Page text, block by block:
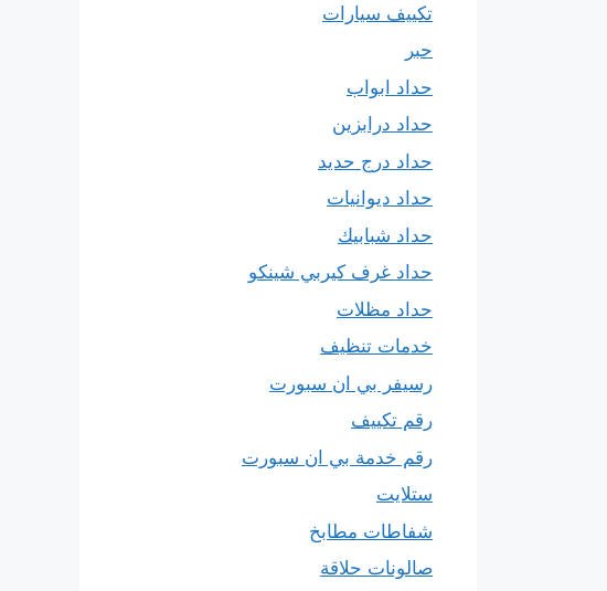
تكييف سيارات
حبر
حداد ابواب
حداد درابزين
حداد درج حديد
حداد ديوانيات
حداد شبابيك
حداد غرف كيربي شينكو
حداد مظلات
خدمات تنظيف
رسيفر بي ان سبورت
رقم تكييف
رقم خدمة بي ان سبورت
ستلايت
شفاطات مطابخ
صالونات حلاقة